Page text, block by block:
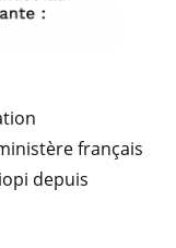
français
depuis